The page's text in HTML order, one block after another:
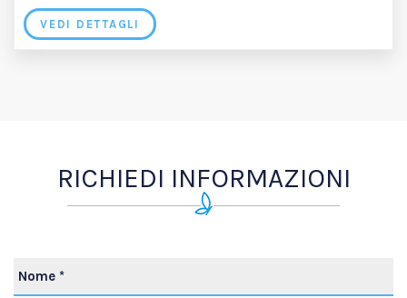
VEDI DETTAGLI
RICHIEDI INFORMAZIONI